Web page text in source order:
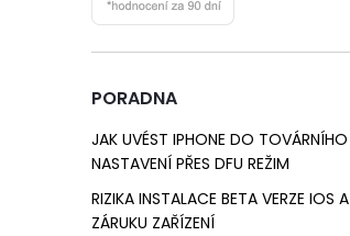
PORADNA
JAK UVÉST IPHONE DO TOVÁRNÍHO
NASTAVENÍ PŘES DFU REŽIM
RIZIKA INSTALACE BETA VERZE IOS
ZÁRUKU ZAŘÍZENÍ